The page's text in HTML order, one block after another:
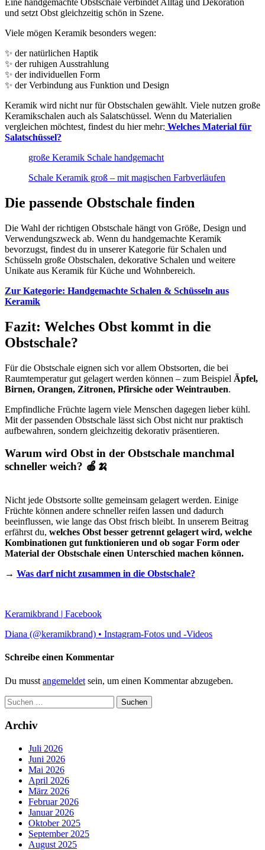
Eine handgemachte Obstschale verbindet Alltag und Dekoration
und setzt Obst gleichzeitig schön in Szene.
Viele mögen Keramik besonders wegen:
✨ der natürlichen Haptik
✨ der ruhigen Ausstrahlung
✨ der individuellen Form
✨ der Verbindung aus Funktion und Design
Keramik wird nicht nur für Obstschalen gewählt. Viele nutzen große
Keramikschalen auch als Salatschüssel. Wenn du Materialien
vergleichen möchtest, findest du hier mehr: Welches Material für
Salatschüssel?
große Keramik Schale handgemacht
Schale Keramik groß – mit magischen Farbverläufen
Die passende Obstschale finden
Die Wahl der richtigen Obstschale hängt von Größe, Design und
Verwendungszweck ab. Wenn du handgemachte Keramik
bevorzugst, findest du in unserer Kategorie für Schalen und
Schüsseln große Obstschalen, dekorative Schalen und weitere
Unikate aus Keramik für Küche und Wohnbereich.
Zur Kategorie: Handgemachte Schalen & Schüsseln aus
Keramik
Fazit: Welches Obst kommt in die
Obstschale?
Für die Obstschale eignen sich vor allem Obstsorten, die bei
Raumtemperatur gut gelagert werden können – zum Beispiel Äpfel,
Birnen, Orangen, Zitronen, Pfirsiche oder Weintrauben.
Empfindliche Früchte lagern viele Menschen dagegen lieber kühl.
Mit der passenden Obstschale lässt sich Obst nicht nur praktisch
aufbewahren, sondern gleichzeitig dekorativ präsentieren.
Warum wird Obst in der Obstschale manchmal
schneller weich? 🍎🍌
Nicht jede Obstsorte sollte gemeinsam gelagert werden. Einige
Früchte können andere schneller reifen lassen und dadurch
beeinflussen, wie lange das Obst frisch bleibt. In unserem Beitrag
erfährst du, welches Obst besser getrennt gelagert wird, welche
Kombinationen gut funktionieren und ob sogar Form oder
Material der Obstschale einen Unterschied machen können.
→ Was darf nicht zusammen in die Obstschale?
Keramikbrand | Facebook
Diana (@keramikbrand) • Instagram-Fotos und -Videos
Schreibe einen Kommentar
Du musst angemeldet sein, um einen Kommentar abzugeben.
Suchen
nach:
Archiv
Juli 2026
Juni 2026
Mai 2026
April 2026
März 2026
Februar 2026
Januar 2026
Oktober 2025
September 2025
August 2025